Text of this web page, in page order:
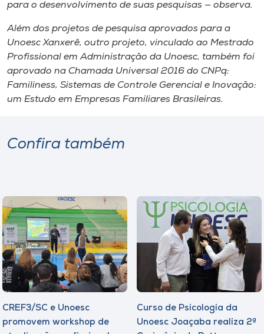
para o desenvolvimento de suas pesquisas — observa.
Além dos projetos de pesquisa aprovados para a
Unoesc Xanxerê, outro projeto, vinculado ao Mestrado
Profissional em Administração da Unoesc, também foi
aprovado na Chamada Universal 2016 do CNPq:
Familiness, Sistemas de Controle Gerencial e Inovação:
um Estudo em Empresas Familiares Brasileiras.
Confira também
CREF3/SC e Unoesc
promovem workshop de
Curso de Psicologia da
Unoesc Joaçaba realiza 2ª